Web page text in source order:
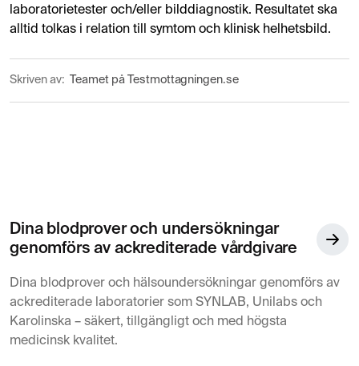
laboratorietester och/eller bilddiagnostik. Resultatet ska
alltid tolkas i relation till symtom och klinisk helhetsbild.
Skriven av: Teamet på Testmottagningen.se
Dina blodprover och undersökningar
genomförs av ackrediterade vårdgivare
Dina blodprover och hälsoundersökningar genomförs av
ackrediterade laboratorier som SYNLAB, Unilabs och
Karolinska – säkert, tillgängligt och med högsta
medicinsk kvalitet.